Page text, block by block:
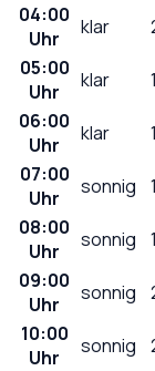
04:00
Uhr
klar
05:00
Uhr
klar
06:00
Uhr
klar
07:00
Uhr
sonnig
08:00
Uhr
sonnig
09:00
Uhr
sonnig
10:00
Uhr
sonnig